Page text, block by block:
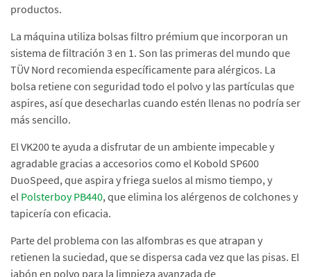
productos.
La máquina utiliza bolsas filtro prémium que incorporan un
sistema de filtración 3 en 1. Son las primeras del mundo que
TÜV Nord recomienda específicamente para alérgicos. La
bolsa retiene con seguridad todo el polvo y las partículas que
aspires, así que desecharlas cuando estén llenas no podría ser
más sencillo.
El VK200 te ayuda a disfrutar de un ambiente impecable y
agradable gracias a accesorios como el Kobold SP600
DuoSpeed, que aspira y friega suelos al mismo tiempo, y
el Polsterboy PB440, que elimina los alérgenos de colchones y
tapicería con eficacia.
Parte del problema con las alfombras es que atrapan y
retienen la suciedad, que se dispersa cada vez que las pisas. El
jabón en polvo para la limpieza avanzada de